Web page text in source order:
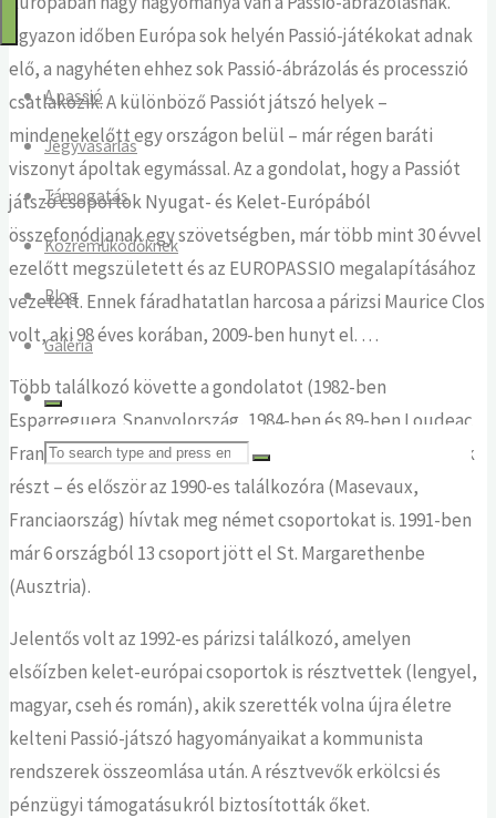
2025
A passió
Jegyvásárlás
Támogatás
Közreműködőknek
Blog
Galéria
Search
Egyazon időben Európa sok helyén Passió-játékokat adnak
elő, a nagyhéten ehhez sok Passió-ábrázolás és processzió
csatlakozik. A különböző Passiót játszó helyek –
mindenekelőtt egy országon belül – már régen baráti
viszonyt ápoltak egymással. Az a gondolat, hogy a Passiót
játszó csoportok Nyugat- és Kelet-Európából
összefonódjanak egy szövetségben, már több mint 30 évvel
ezelőtt megszületett és az EUROPASSIO megalapításához
vezetett. Ennek fáradhatatlan harcosa a párizsi Maurice Clos
volt, aki 98 éves korában, 2009-ben hunyt el. …
Több találkozó követte a gondolatot (1982-ben
Esparreguera,Spanyolország, 1984-ben és 89-ben Loudeac
Franciaország), ezeken francia és spanyol passiósok vettek
részt – és először az 1990-es találkozóra (Masevaux,
Franciaország) hívtak meg német csoportokat is. 1991-ben
már 6 országból 13 csoport jött el St. Margarethenbe
(Ausztria).
Jelentős volt az 1992-es párizsi találkozó, amelyen
elsőízben kelet-európai csoportok is résztvettek (lengyel,
magyar, cseh és román), akik szerették volna újra életre
kelteni Passió-játszó hagyományaikat a kommunista
rendszerek összeomlása után. A résztvevők erkölcsi és
pénzügyi támogatásukról biztosították őket.